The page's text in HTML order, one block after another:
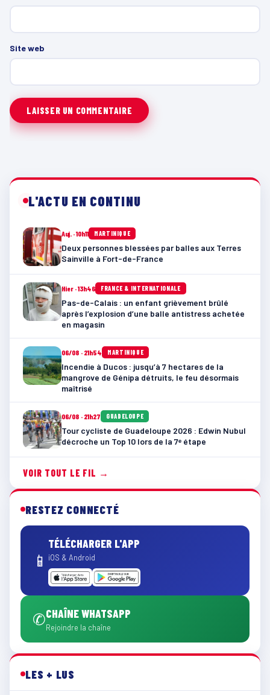
Site web
L'ACTU EN CONTINU
Auj. · 10h11 MARTINIQUE
Deux personnes blessées par balles aux Terres
Sainville à Fort-de-France
Hier · 13h46 FRANCE & INTERNATIONALE
Pas-de-Calais : un enfant grièvement brûlé
après l’explosion d’une balle antistress achetée
en magasin
06/08 · 21h54 MARTINIQUE
Incendie à Ducos : jusqu’à 7 hectares de la
mangrove de Génipa détruits, le feu désormais
maîtrisé
06/08 · 21h27 GUADELOUPE
Tour cycliste de Guadeloupe 2026 : Edwin Nubul
décroche un Top 10 lors de la 7ᵉ étape
VOIR TOUT LE FIL →
RESTEZ CONNECTÉ
📱
TÉLÉCHARGER L'APP
iOS & Android
✆CHAÎNE WHATSAPP
Rejoindre la chaîne
LES + LUS